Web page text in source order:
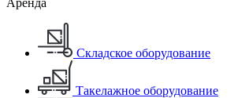
Аренда
Складское оборудование
Такелажное оборудование